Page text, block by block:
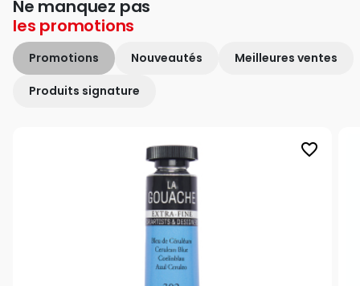
Ne manquez pas
les promotions
Promotions Nouveautés Meilleures ventes
Produits signature
favorite_border